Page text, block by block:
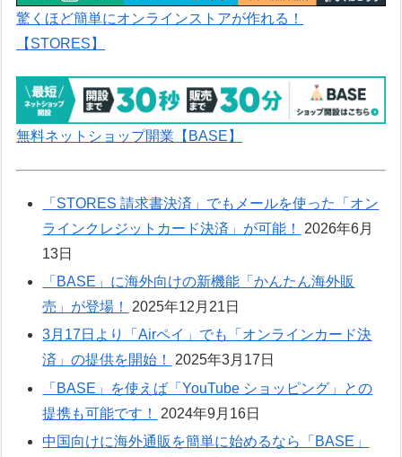
驚くほど簡単にオンラインストアが作れる！
【STORES】
無料ネットショップ開業【BASE】
「STORES 請求書決済」でもメールを使った「オン
ラインクレジットカード決済」が可能！
2026年6月
13日
「BASE」に海外向けの新機能「かんたん海外販
売」が登場！
2025年12月21日
3月17日より「Airペイ」でも「オンラインカード決
済」の提供を開始！
2025年3月17日
「BASE」を使えば「YouTube ショッピング」との
提携も可能です！
2024年9月16日
中国向けに海外通販を簡単に始めるなら「BASE」